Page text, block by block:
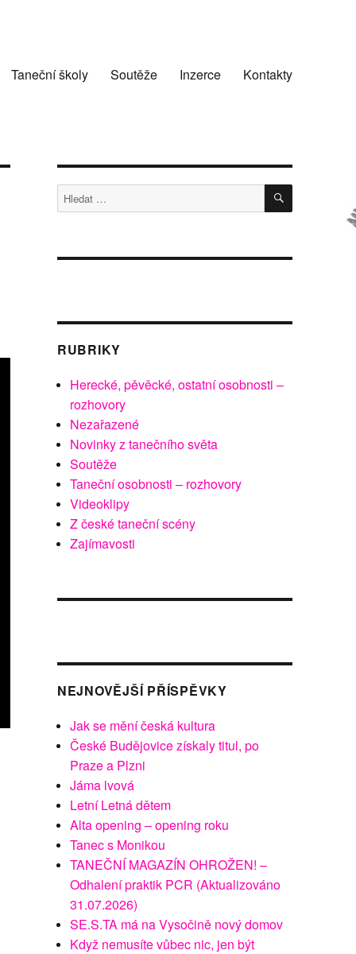
Taneční školy Soutěže Inzerce Kontakty
Hledat: HLEDÁNÍ
RUBRIKY
Herecké, pěvěcké, ostatní osobnosti –
rozhovory
Nezařazené
Novinky z tanečního světa
Soutěže
Taneční osobnosti – rozhovory
Videoklipy
Z české taneční scény
Zajímavosti
NEJNOVĚJŠÍ PŘÍSPĚVKY
Jak se mění česká kultura
České Budějovice získaly titul, po
Praze a Plzni
Jáma lvová
Letní Letná dětem
Alta opening – opening roku
Tanec s Monikou
TANEČNÍ MAGAZÍN OHROŽEN! –
Odhalení praktik PCR (Aktualizováno
31.07.2026)
SE.S.TA má na Vysočině nový domov
Když nemusíte vůbec nic, jen být